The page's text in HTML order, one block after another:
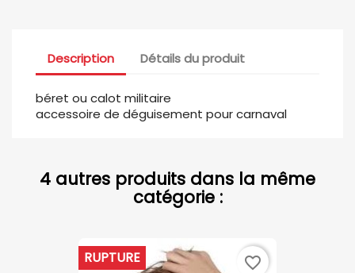
Description Détails du produit
béret ou calot militaire
accessoire de déguisement pour carnaval
4 autres produits dans la même
catégorie :
RUPTURE favorite_border